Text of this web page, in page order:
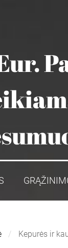
Kepurės ir